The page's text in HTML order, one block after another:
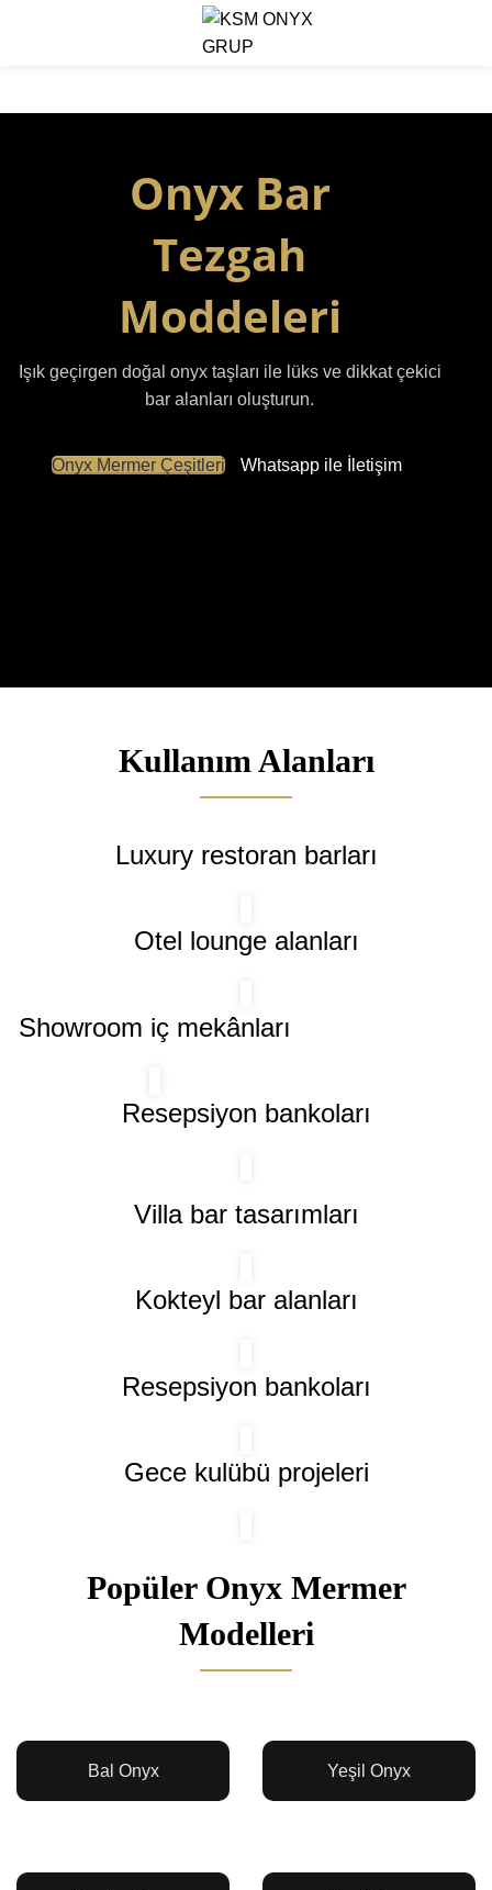
Onyx Bar
Tezgah
Moddeleri
Işık geçirgen doğal onyx taşları ile lüks ve dikkat çekici
bar alanları oluşturun.
Onyx Mermer Çeşitleri Whatsapp ile İletişim
Kullanım Alanları
Luxury restoran barları
Otel lounge alanları
Showroom iç mekânları
Resepsiyon bankoları
Villa bar tasarımları
Kokteyl bar alanları
Resepsiyon bankoları
Gece kulübü projeleri
Popüler Onyx Mermer
Modelleri
Bal Onyx Yeşil Onyx